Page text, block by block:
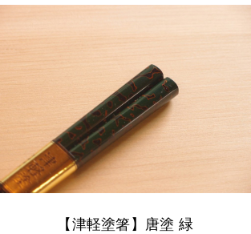
【津軽塗箸】唐塗 緑